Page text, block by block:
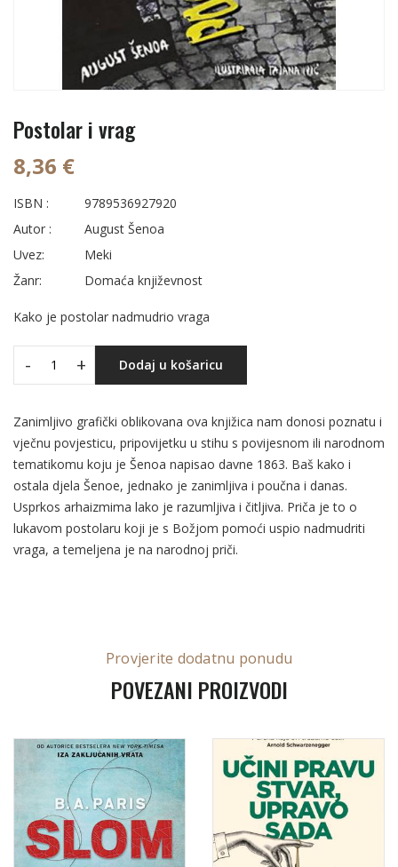
Postolar i vrag
8,36 €
ISBN :
9789536927920
Autor :
August Šenoa
Uvez:
Meki
Žanr:
Domaća književnost
Kako je postolar nadmudrio vraga
- + Dodaj u košaricu
Zanimljivo grafički oblikovana ova knjižica nam donosi poznatu i
vječnu povjesticu, pripovijetku u stihu s povijesnom ili narodnom
tematikomu koju je Šenoa napisao davne 1863. Baš kako i
ostala djela Šenoe, jednako je zanimljiva i poučna i danas.
Usprkos arhaizmima lako je razumljiva i čitljiva. Priča je to o
lukavom postolaru koji je s Božjom pomoći uspio nadmudriti
vraga, a temeljena je na narodnoj priči.
Provjerite dodatnu ponudu
POVEZANI PROIZVODI